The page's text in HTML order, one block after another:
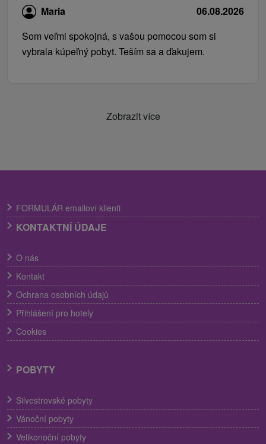
Maria
06.08.2026
Som veľmi spokojná, s vašou pomocou som si
vybrala kúpeľný pobyt. Teším sa a ďakujem.
Zobrazit více
FORMULÁR emailoví klienti
KONTAKTNÍ ÚDAJE
O nás
Kontakt
Ochrana osobních údajů
Přihlášení pro hotely
Cookies
POBYTY
Silvestrovské pobyty
Vánoční pobyty
Velikonoční pobyty